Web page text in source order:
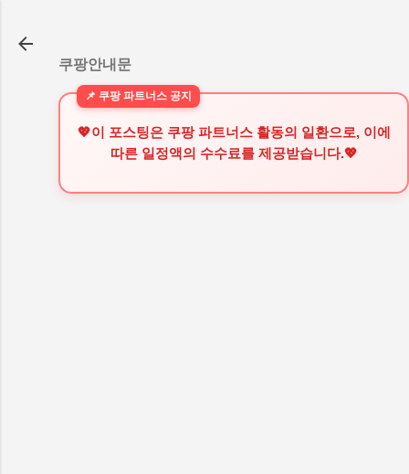
쿠팡안내문
💖이 포스팅은 쿠팡 파트너스 활동의 일환으로, 이에
따른 일정액의 수수료를 제공받습니다.💖